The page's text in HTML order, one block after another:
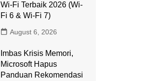
Wi-Fi Terbaik 2026 (Wi-
Fi 6 & Wi-Fi 7)
August 6, 2026
Imbas Krisis Memori,
Microsoft Hapus
Panduan Rekomendasi